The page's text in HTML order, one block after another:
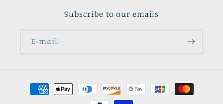
Subscribe to our emails
E-mail
Métodos